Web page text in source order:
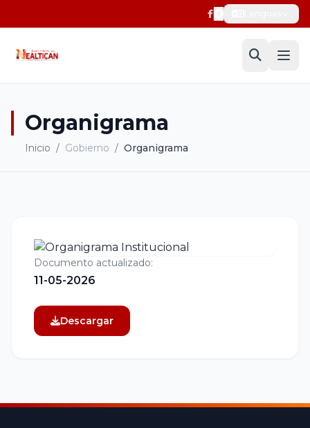
Organigrama
Inicio / Gobierno / Organigrama
Documento actualizado:
11-05-2026
Descargar